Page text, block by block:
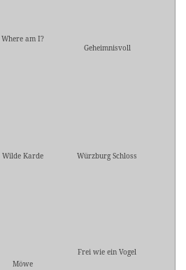
Where am I?
Geheimnisvoll
Wilde Karde
Würzburg Schloss
Möwe
Frei wie ein Vogel